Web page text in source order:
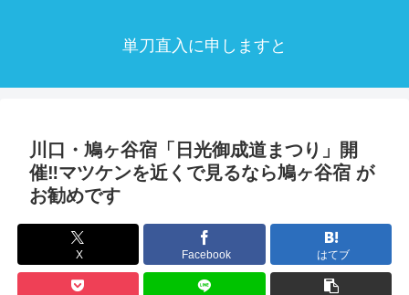
単刀直入に申しますと
川口・鳩ヶ谷宿「日光御成道まつり」開
催‼︎マツケンを近くで見るなら鳩ヶ谷宿 が
お勧めです
X Facebook はてブ